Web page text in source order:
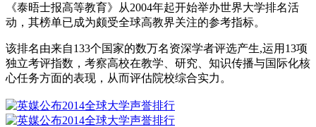
《泰晤士报高等教育》从2004年起开始举办世界大学排名活
动，其榜单已成为颇受全球高教界关注的参考指标。
该排名由来自133个国家的数万名资深学者评选产生,运用13项
独立考评指数，考察高校在教学、研究、知识传播与国际化核
心任务方面的表现，从而评估院校综合实力。